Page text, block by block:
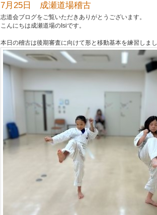
7月25日 成瀬道場稽古
志道会ブログをご覧いただきありがとうございます。
こんにちは成瀬道場のIsiです。
本日の稽古は後期審査に向けて形と移動基本を練習しま